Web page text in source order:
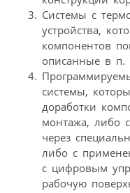
Системы с
устройства,
компонентов
описанные в п.
системы,
доработки
монтажа, либо
через
либо с
с цифровым
рабочую